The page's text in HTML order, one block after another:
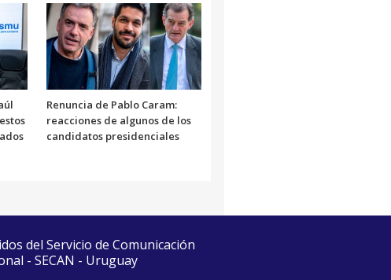
Renuncia de Pablo Caram:
reacciones de algunos de los
candidatos presidenciales
del Servicio de Comunicación
- SECAN - Uruguay